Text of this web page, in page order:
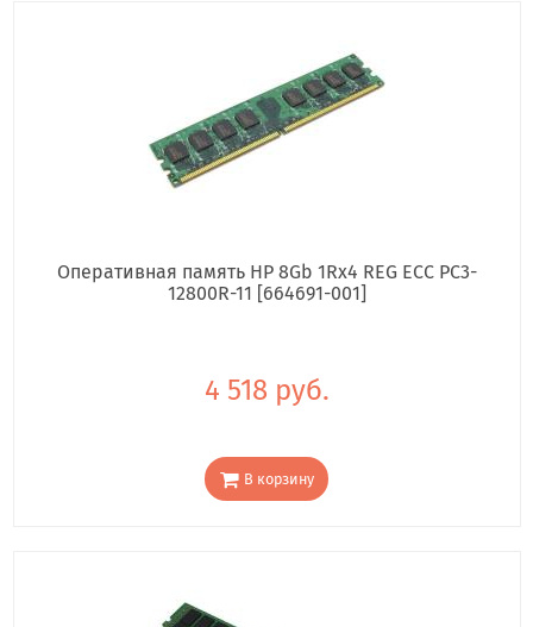
Оперативная память HP 8Gb 1Rx4 REG ECC PC3-
12800R-11 [664691-001]
4 518 руб.
В корзину